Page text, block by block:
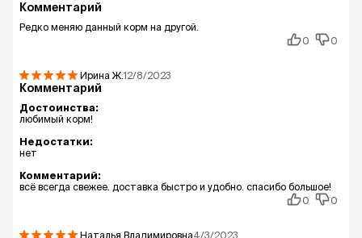
Комментарий
Редко меняю данный корм на другой.
0
0
Ирина Ж.12/8/2023
Комментарий
Достоинства:
любимый корм!
Недостатки:
нет
Комментарий:
всё всегда свежее. доставка быстро и удобно. спасибо большое!
0
0
Наталья Владимировна4/3/2023